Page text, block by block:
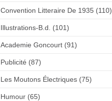
Convention Litteraire De 1935 (110)
Illustrations-B.d. (101)
Academie Goncourt (91)
Publicité (87)
Les Moutons Électriques (75)
Humour (65)